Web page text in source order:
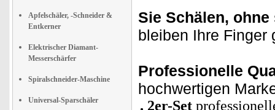
Apfelschäler, -Schneider &
Entkerner
Elektrischer Diamant-
Messerschärfer
Spiralschneider-Maschine
Universal-Sparschäler
Sie Schälen,
bleiben Ihre Finger
Professionelle
hochwertigen
2er-Set